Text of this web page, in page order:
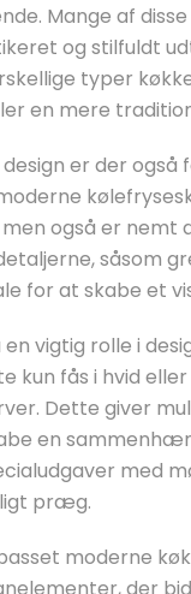
Mange af
og stilfuldt
typer
en mere
er der
også er
såsom
for at skabe et
en vigtig rolle i
kun fås i hvid
Dette giver
en
med
præg.
moderne
der